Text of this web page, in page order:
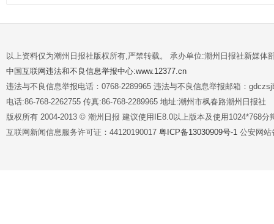
以上资料仅为潮州日报社版权所有,严禁转载。 承办单位:潮州日报社新媒体
中国互联网违法和不良信息举报中心:www.12377.cn
违法与不良信息举报电话：0768-2289965 违法与不良信息举报邮箱：
电话:86-768-2262755 传真:86-768-2289965 地址:潮州市枫春路潮州日报社
版权所有 2004-2013 © 潮州日报 建议使用IE8.0以上版本及使用1024*768分
互联网新闻信息服务许可证：44120190017 粤ICP备13030909号-1 公安网站